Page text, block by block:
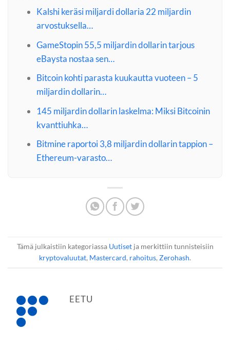
Kalshi keräsi miljardi dollaria 22 miljardin
arvostuksella…
GameStopin 55,5 miljardin dollarin tarjous
eBaysta nostaa sen…
Bitcoin kohti parasta kuukautta vuoteen – 5
miljardin dollarin…
145 miljardin dollarin laskelma: Miksi Bitcoinin
kvanttiuhka…
Bitmine raportoi 3,8 miljardin dollarin tappion –
Ethereum-varasto…
Tämä julkaistiin kategoriassa Uutisetja merkittiin tunnisteisiin
kryptovaluutat, Mastercard, rahoitus, Zerohash.
EETU